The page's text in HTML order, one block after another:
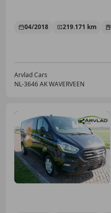
04/2018 219.171 km
Arvlad Cars
NL-3646 AK WAVERVEEN